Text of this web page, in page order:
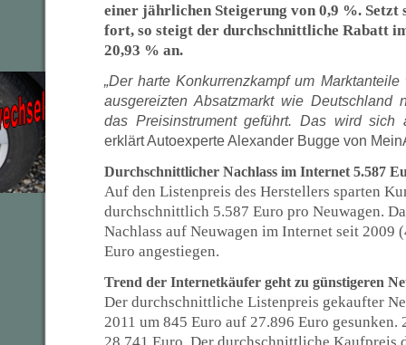
einer jährlichen Steigerung von 0,9 %. Setzt
fort, so steigt der durchschnittliche Rabatt
20,93 % an.
„Der harte Konkurrenzkampf um
ausgereizten Absatzmarkt wie Deutschland
das Preisinstrument geführt. Das wird sich
erklärt Autoexperte Alexander Bugge von
Durchschnittlicher Nachlass im Internet 5.587
Auf den Listenpreis des Herstellers sparten
durchschnittlich 5.587 Euro pro Neuwagen.
Nachlass auf Neuwagen im Internet seit 2009
Euro angestiegen.
Trend der Internetkäufer geht zu günstigeren
Der durchschnittliche Listenpreis gekaufter
2011 um 845 Euro auf 27.896 Euro gesunken.